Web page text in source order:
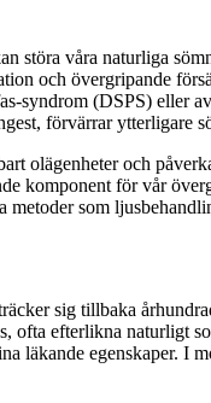
störa våra naturliga
och övergripande
syndrom (DSPS) eller
förvärrar ytterligare
olägenheter och
komponent för vår
som
sig tillbaka
ofta efterlikna naturligt
läkande egenskaper. I